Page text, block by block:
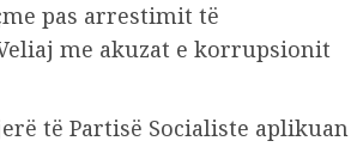
pas arrestimit të
me akuzat e korrupsionit
të Partisë Socialiste aplikuan